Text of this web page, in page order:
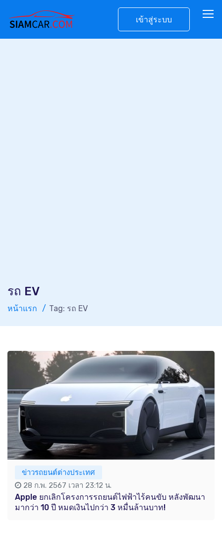
เข้าสู่ระบบ
รถ EV
หน้าแรก Tag: รถ EV
ข่าวรถยนต์ต่างประเทศ
28 ก.พ. 2567 เวลา 23:12 น.
Apple ยกเลิกโครงการรถยนต์ไฟฟ้าไร้คนขับ หลังพัฒนา
มากว่า 10 ปี หมดเงินไปกว่า 3 หมื่นล้านบาท!